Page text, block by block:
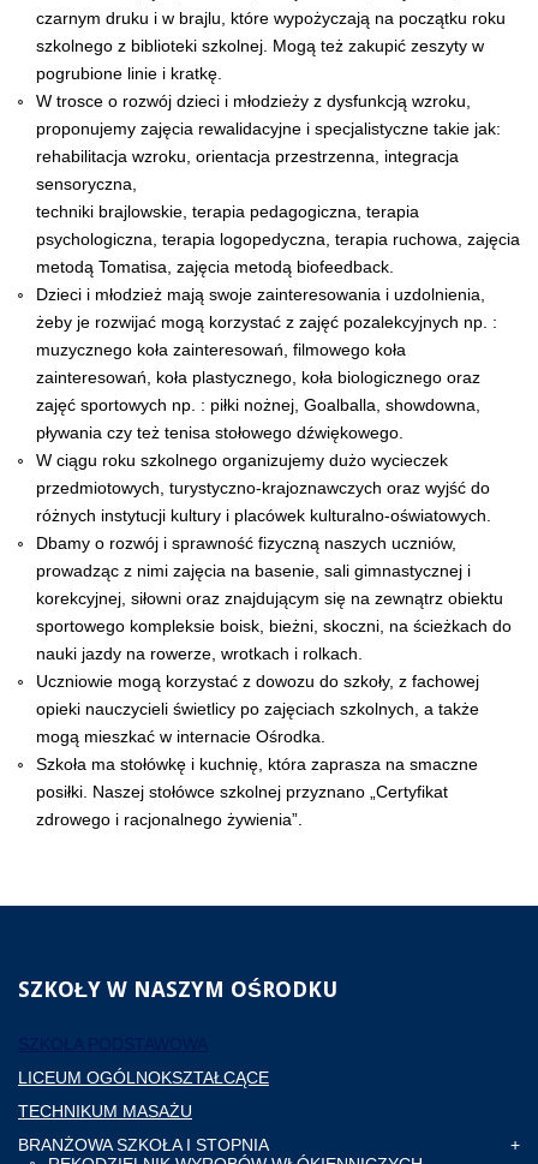
czarnym druku i w brajlu, które wypożyczają na początku roku
szkolnego z biblioteki szkolnej. Mogą też zakupić zeszyty w
pogrubione linie i kratkę.
W trosce o rozwój dzieci i młodzieży z dysfunkcją wzroku,
proponujemy zajęcia rewalidacyjne i specjalistyczne takie jak:
rehabilitacja wzroku, orientacja przestrzenna, integracja
sensoryczna,
techniki brajlowskie, terapia pedagogiczna, terapia
psychologiczna, terapia logopedyczna, terapia ruchowa, zajęcia
metodą Tomatisa, zajęcia metodą biofeedback.
Dzieci i młodzież mają swoje zainteresowania i uzdolnienia,
żeby je rozwijać mogą korzystać z zajęć pozalekcyjnych np. :
muzycznego koła zainteresowań, filmowego koła
zainteresowań, koła plastycznego, koła biologicznego oraz
zajęć sportowych np. : piłki nożnej, Goalballa, showdowna,
pływania czy też tenisa stołowego dźwiękowego.
W ciągu roku szkolnego organizujemy dużo wycieczek
przedmiotowych, turystyczno-krajoznawczych oraz wyjść do
różnych instytucji kultury i placówek kulturalno-oświatowych.
Dbamy o rozwój i sprawność fizyczną naszych uczniów,
prowadząc z nimi zajęcia na basenie, sali gimnastycznej i
korekcyjnej, siłowni oraz znajdującym się na zewnątrz obiektu
sportowego kompleksie boisk, bieżni, skoczni, na ścieżkach do
nauki jazdy na rowerze, wrotkach i rolkach.
Uczniowie mogą korzystać z dowozu do szkoły, z fachowej
opieki nauczycieli świetlicy po zajęciach szkolnych, a także
mogą mieszkać w internacie Ośrodka.
Szkoła ma stołówkę i kuchnię, która zaprasza na smaczne
posiłki. Naszej stołówce szkolnej przyznano „Certyfikat
zdrowego i racjonalnego żywienia”.
SZKOŁY W NASZYM OŚRODKU
LICEUM OGÓLNOKSZTAŁCĄCE
TECHNIKUM MASAŻU
BRANŻOWA SZKOŁA I STOPNIA